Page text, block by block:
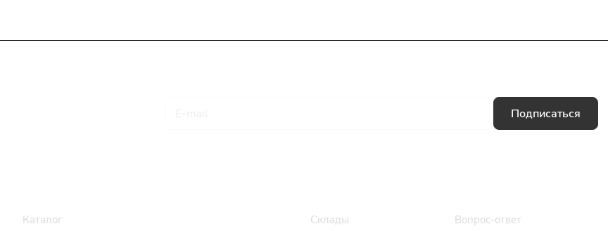
Подписаться
Каталог Склады Вопрос-ответ